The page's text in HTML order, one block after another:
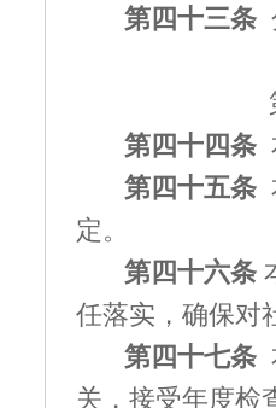
第四十三条
第四十 四条
第四十五条
定。
第四十六条
任落实，确保对
第 四十七条
关，接受年度检